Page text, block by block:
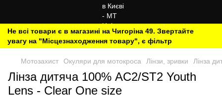
Не всі товари є в магазині на Чигоріна 49. Звертайте
увагу на "Місцезнаходження товару", є фільтр
Мотозахист Окуляри для мотокроса Лінзи, зривки Лінза
Лінза дитяча 100% AC2/ST2 Youth
Lens - Clear One size